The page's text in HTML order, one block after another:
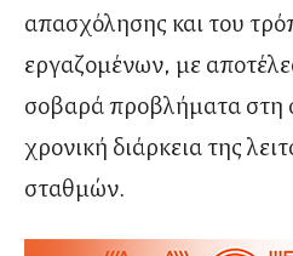
απασχόλησης και του
εργαζομένων, με
σοβαρά προβλήματα στη
χρονική διάρκεια της
σταθμών.